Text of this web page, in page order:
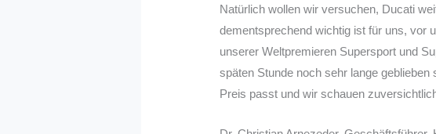
Natürlich wollen wir versuchen, Ducati
dementsprechend wichtig ist für uns, vor
unserer Weltpremieren Supersport und
späten Stunde noch sehr lange
Preis passt und wir schauen